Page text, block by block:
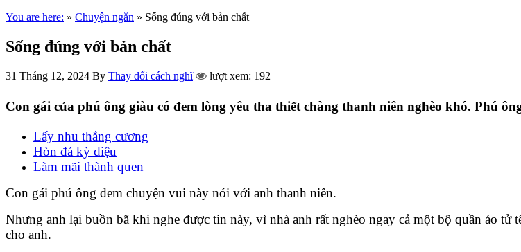
You are here: » Chuyện ngắn » Sống đúng với bản chất
Sống đúng với bản chất
31 Tháng 12, 2024 By Thay đổi cách nghĩ lượt xem: 192
Con gái của phú ông giàu có đem lòng yêu tha thiết chàng thanh niên nghèo khó. Phú
Lấy nhu thắng cương
Hòn đá kỳ diệu
Làm mãi thành quen
Con gái phú ông đem chuyện vui này nói với anh thanh niên.
Nhưng anh lại buồn bã khi nghe được tin này, vì nhà anh rất nghèo ngay cả một bộ quần áo
cho anh.